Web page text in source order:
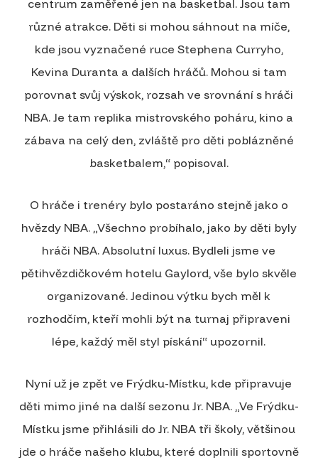
centrum zaměřené jen na basketbal. Jsou tam
různé atrakce. Děti si mohou sáhnout na míče,
kde jsou vyznačené ruce Stephena Curryho,
Kevina Duranta a dalších hráčů. Mohou si tam
porovnat svůj výskok, rozsah ve srovnání s hráči
NBA. Je tam replika mistrovského poháru, kino a
zábava na celý den, zvláště pro děti poblázněné
basketbalem,“ popisoval.
O hráče i trenéry bylo postaráno stejně jako o
hvězdy NBA. „Všechno probíhalo, jako by děti byly
hráči NBA. Absolutní luxus. Bydleli jsme ve
pětihvězdičkovém hotelu Gaylord, vše bylo skvěle
organizované. Jedinou výtku bych měl k
rozhodčím, kteří mohli být na turnaj připraveni
lépe, každý měl styl pískání“ upozornil.
Nyní už je zpět ve Frýdku-Místku, kde připravuje
děti mimo jiné na další sezonu Jr. NBA. „Ve Frýdku-
Místku jsme přihlásili do Jr. NBA tři školy, většinou
jde o hráče našeho klubu, které doplnili sportovně